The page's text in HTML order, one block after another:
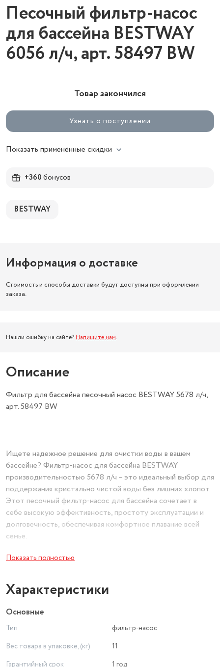
Песочный фильтр-насос
для бассейна BESTWAY
6056 л/ч, арт. 58497 BW
Товар закончился
Узнать о поступлении
Показать применённые скидки
+360бонусов
BESTWAY
Информация о доставке
Стоимость и способы доставки будут доступны при оформлении
заказа.
Нашли ошибку на сайте? Напишите нам.
Описание
Фильтр для бассейна песочный насос BESTWAY 5678 л/ч,
арт. 58497 BW
Ищете надежное решение для очистки воды в вашем
бассейне? Фильтр-насос для бассейна BESTWAY
производительностью 5678 л/ч – это идеальный выбор для
поддержания кристально чистой воды без лишних хлопот.
Этот песочный фильтр-насос для бассейна сочетает в
себе высокую эффективность, простоту эксплуатации и
долговечность, обеспечивая комфортное плавание всей
семье.
Ключевые преимущества:
- Мощная фильтрация – насос для бассейна с фильтром
мельчайшие частицы грязи, листья и другие загрязнения.
Показать полностью
Характеристики
Основные
Тип
фильтр-насос
Вес товара в упаковке, (кг)
11
Гарантийный срок
1 год